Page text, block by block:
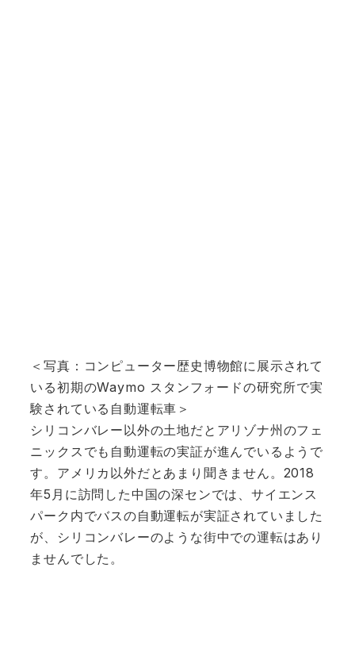
＜写真：コンピューター歴史博物館に展示されて
いる初期のWaymo スタンフォードの研究所で実
験されている自動運転車＞
シリコンバレー以外の土地だとアリゾナ州のフェ
ニックスでも自動運転の実証が進んでいるようで
す。アメリカ以外だとあまり聞きません。2018
年5月に訪問した中国の深センでは、サイエンス
パーク内でバスの自動運転が実証されていました
が、シリコンバレーのような街中での運転はあり
ませんでした。